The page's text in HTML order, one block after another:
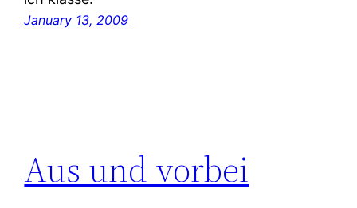
January 13, 2009
Aus und vorbei